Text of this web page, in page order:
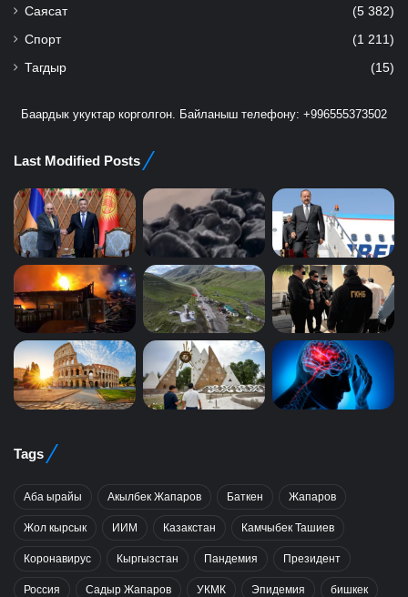
Саясат (5 382)
Спорт (1 211)
Тагдыр (15)
Баардык укуктар корголгон. Байланыш телефону: +996555373502
Last Modified Posts
Tags
Аба ырайы Акылбек Жапаров Баткен Жапаров
Жол кырсык ИИМ Казакстан Камчыбек Ташиев
Коронавирус Кыргызстан Пандемия Президент
Россия Садыр Жапаров УКМК Эпидемия бишкек